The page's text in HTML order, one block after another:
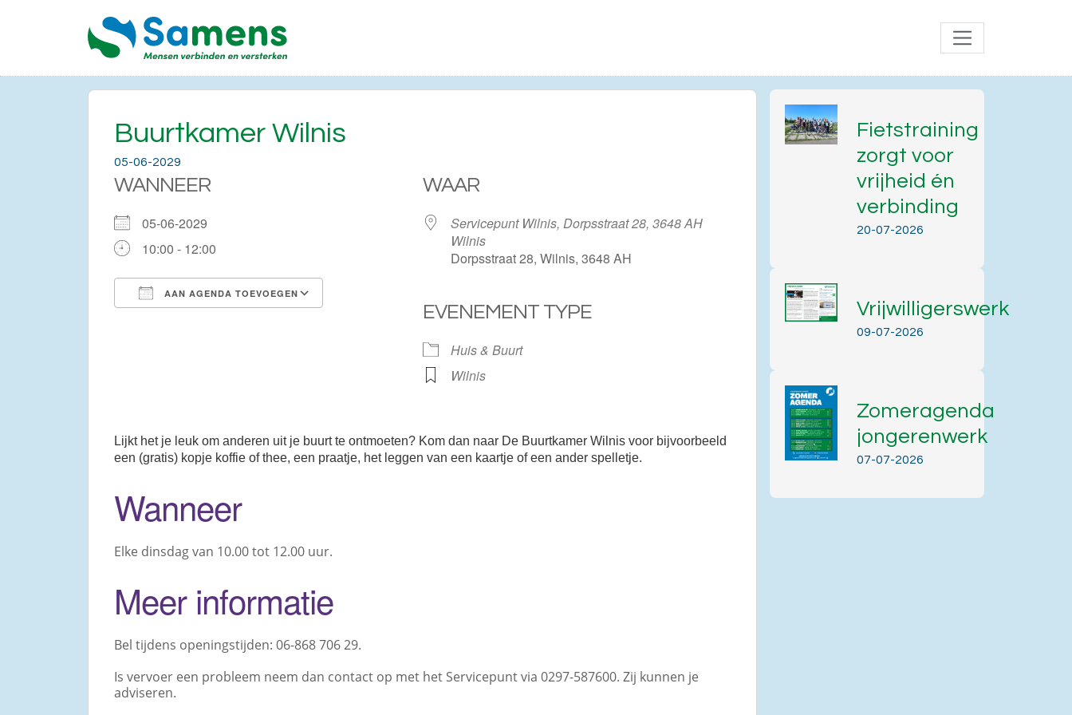
Buurtkamer Wilnis
05-06-2029
WANNEER
05-06-2029
10:00 - 12:00
AAN AGENDA TOEVOEGEN
Google Calendar iCalendar Office 365 Outlook Live
WAAR
Servicepunt Wilnis, Dorpsstraat 28, 3648 AH
Wilnis
Dorpsstraat 28, Wilnis, 3648 AH
EVENEMENT TYPE
Huis & Buurt
Wilnis
Lijkt het je leuk om anderen uit je buurt te ontmoeten? Kom dan naar De Buurtkamer Wilnis voor bijvoorbeeld
een (gratis) kopje koffie of thee, een praatje, het leggen van een kaartje of een ander spelletje.
Wanneer
Elke dinsdag van 10.00 tot 12.00 uur.
Meer informatie
Bel tijdens openingstijden: 06-868 706 29.
Is vervoer een probleem neem dan contact op met het Servicepunt via 0297-587600. Zij kunnen je
adviseren.
Fietstraining
zorgt voor
vrijheid én
verbinding
20-07-2026
Vrijwilligerswerk
09-07-2026
Zomeragenda
jongerenwerk
07-07-2026